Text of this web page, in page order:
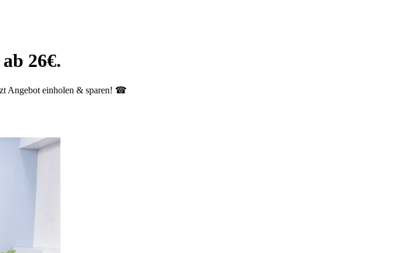
26€.
Angebot einholen & sparen! ☎